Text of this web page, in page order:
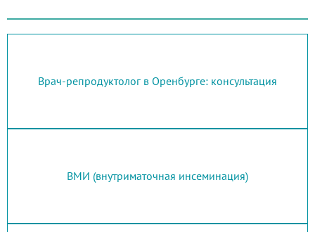
Врач-репродуктолог в Оренбурге: консультация
ВМИ (внутриматочная инсеминация)